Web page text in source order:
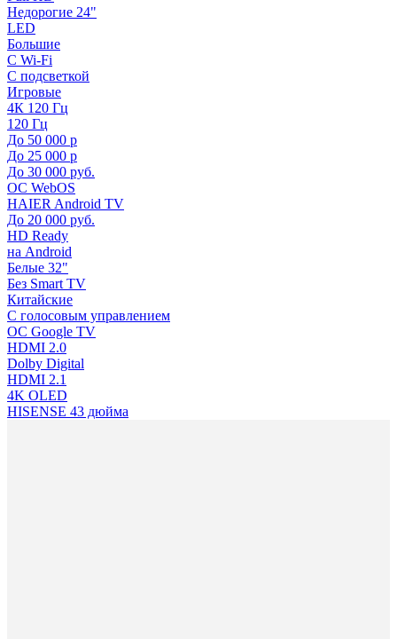
Недорогие 24"
LED
Большие
С Wi-Fi
С подсветкой
Игровые
4К 120 Гц
120 Гц
До 50 000 р
До 25 000 р
До 30 000 руб.
ОС WebOS
HAIER Android TV
До 20 000 руб.
HD Ready
на Android
Белые 32"
Без Smart TV
Китайские
С голосовым управлением
ОС Google TV
HDMI 2.0
Dolby Digital
HDMI 2.1
4K OLED
HISENSE 43 дюйма